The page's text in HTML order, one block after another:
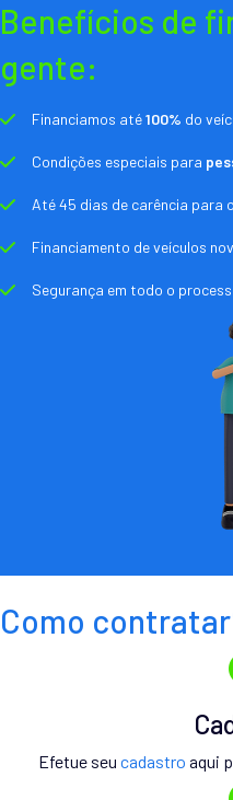
Benefícios de
gente:
Financiamos até100% do
Condições especiais para
Até 45 dias de carência para
Financiamento de veículos
Segurança em todo o
Como
Efetue seu cadastro aqui